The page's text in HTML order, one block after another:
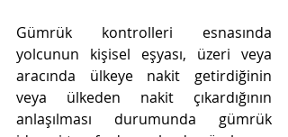
Gümrük kontrolleri esnasında
yolcunun kişisel eşyası, üzeri veya
aracında ülkeye nakit getirdiğinin
veya ülkeden nakit çıkardığının
anlaşılması durumunda gümrük